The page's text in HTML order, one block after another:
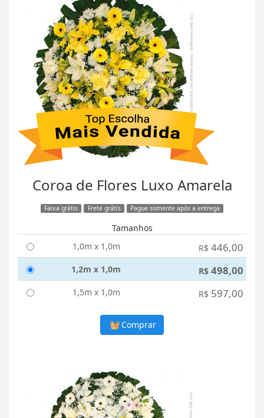
Coroa de Flores Luxo Amarela
Faixa grátis Frete grátis Pague somente após a entrega
Tamanhos
1,0m x 1,0m
R$ 446,00
1,2m x 1,0m R$ 498,00
1,5m x 1,0m R$ 597,00
Comprar